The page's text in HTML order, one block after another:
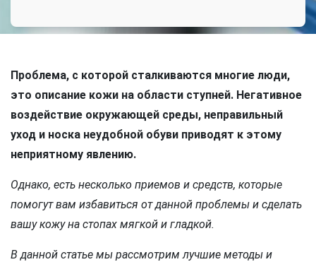
Проблема, с которой сталкиваются многие люди,
это описание кожи на области ступней. Негативное
воздействие окружающей среды, неправильный
уход и носка неудобной обуви приводят к этому
неприятному явлению.
Однако, есть несколько приемов и средств, которые
помогут вам избавиться от данной проблемы и сделать
вашу кожу на стопах мягкой и гладкой.
В данной статье мы рассмотрим лучшие методы и